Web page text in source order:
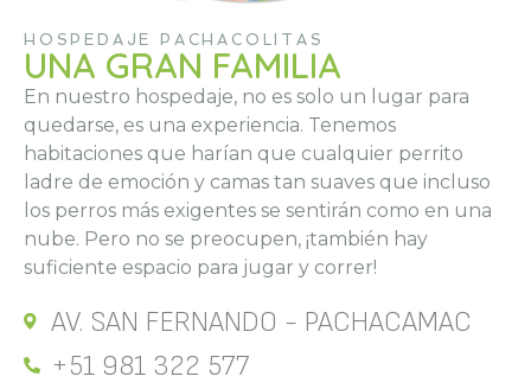
HOSPEDAJE PACHACOLITAS
UNA GRAN FAMILIA
En nuestro hospedaje, no es solo un lugar para
quedarse, es una experiencia. Tenemos
habitaciones que harían que cualquier perrito
ladre de emoción y camas tan suaves que incluso
los perros más exigentes se sentirán como en una
nube. Pero no se preocupen, ¡también hay
suficiente espacio para jugar y correr!
AV. SAN FERNANDO - PACHACAMAC
+51 981 322 577